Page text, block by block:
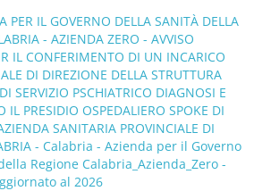
PER IL GOVERNO DELLA SANITÀ DELLA
- AZIENDA ZERO - AVVISO
IL CONFERIMENTO DI UN INCARICO
DI DIREZIONE DELLA STRUTTURA
SERVIZIO PSCHIATRICO DIAGNOSI E
IL PRESIDIO OSPEDALIERO SPOKE DI
SANITARIA PROVINCIALE DI
- Calabria - Azienda per il Governo
Regione Calabria_Azienda_Zero -
al 2026